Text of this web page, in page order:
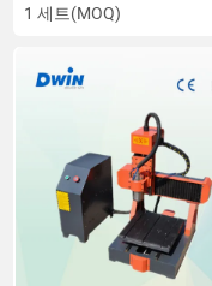
1 세트(MOQ)